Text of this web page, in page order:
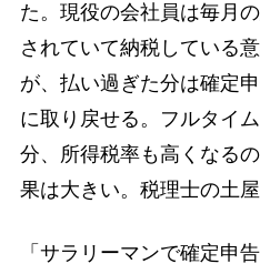
た。現役の会社員は毎月
されていて納税している
が、払い過ぎた分は確定
に取り戻せる。フルタイ
分、所得税率も高くなる
果は大きい。税理士の土
「サラリーマンで確定申